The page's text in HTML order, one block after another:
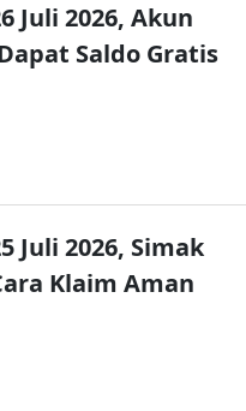
Juli 2026, Akun
Saldo Gratis
Juli 2026, Simak
Klaim Aman